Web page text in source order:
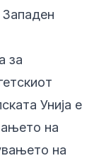
Западен
за
Унија е
на
на